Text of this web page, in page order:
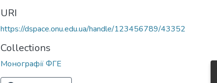
URI
https://dspace.onu.edu.ua/handle/123456789/43352
Collections
Монографії ФГЕ